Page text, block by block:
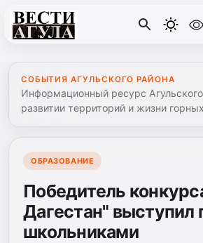
СОБЫТИЯ АГУЛЬСКОГО РАЙОНА
Информационный ресурс
развитии территорий и жизни
ОБРАЗОВАНИЕ
Победитель
Дагестан" выступил
школьниками